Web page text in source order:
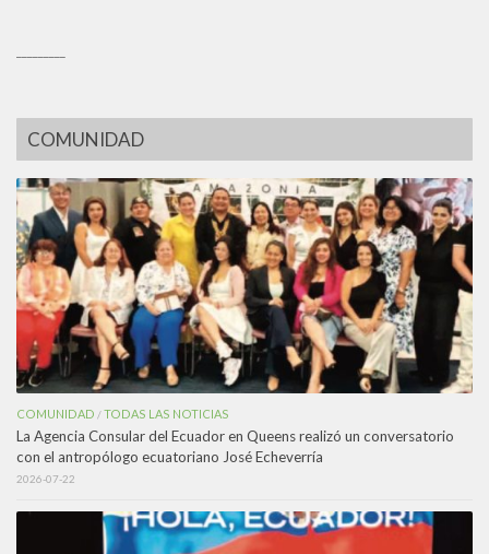
COMUNIDAD
COMUNIDAD /TODAS LAS NOTICIAS
La Agencia Consular del Ecuador en Queens realizó un conversatorio
con el antropólogo ecuatoriano José Echeverría
2026-07-22